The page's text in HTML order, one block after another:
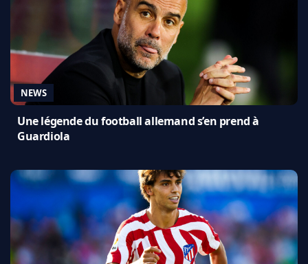
NEWS
Une légende du football allemand s’en prend à
Guardiola